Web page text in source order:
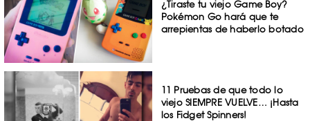
¿Tiraste tu viejo Game Boy?
Pokémon Go hará que te
arrepientas de haberlo botado
11 Pruebas de que todo lo
viejo SIEMPRE VUELVE… ¡Hasta
los Fidget Spinners!